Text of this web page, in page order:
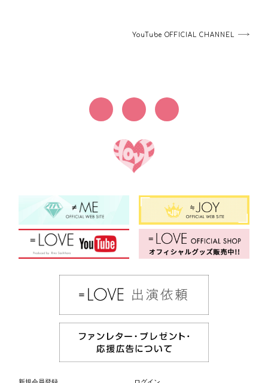
YouTube OFFICIAL CHANNEL